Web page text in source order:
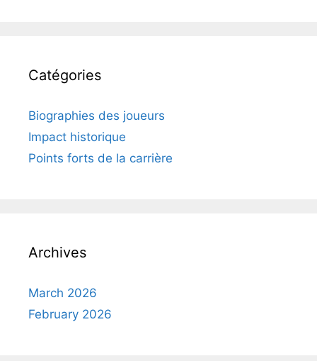
Catégories
Biographies des joueurs
Impact historique
Points forts de la carrière
Archives
March 2026
February 2026